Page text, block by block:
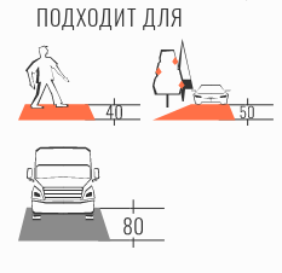
ПОДХОДИТ ДЛЯ